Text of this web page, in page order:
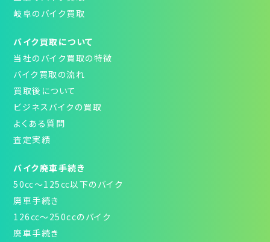
岐阜のバイク買取
バイク買取について
当社のバイク買取の特徴
バイク買取の流れ
買取後について
ビジネスバイクの買取
よくある質問
査定実績
バイク廃車手続き
50㏄～125㏄以下のバイク
廃車手続き
126㏄～250ccのバイク
廃車手続き